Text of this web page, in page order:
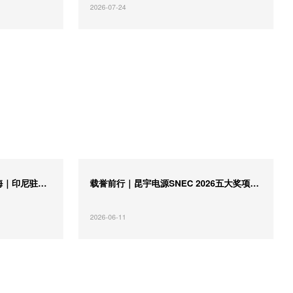
2026-07-24
深化国际协作，共拓储能新蓝海｜印尼驻广州总领事馆代总领事一行莅临昆宇电源考察交流 载誉前行｜昆宇电源SNEC 2026五大奖项大满贯，以硬核技术领跑光储新赛道
2026-06-11